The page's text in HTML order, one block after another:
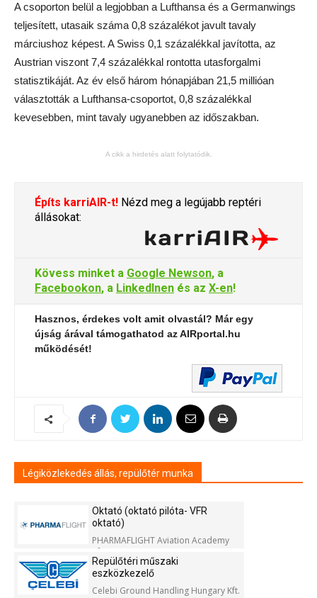
A csoporton belül a legjobban a Lufthansa és a Germanwings
teljesített, utasaik száma 0,8 százalékot javult tavaly
márciushoz képest. A Swiss 0,1 százalékkal javította, az
Austrian viszont 7,4 százalékkal rontotta utasforgalmi
statisztikáját. Az év első három hónapjában 21,5 millióan
választották a Lufthansa-csoportot, 0,8 százalékkal
kevesebben, mint tavaly ugyanebben az időszakban.
A cikk a hirdetés alatt folytatódik.
Építs karriAIR-t! Nézd meg a legújabb reptéri
állásokat:
Kövess minket a Google Newson, a
Facebookon, a LinkedInen és az X-en!
Hasznos, érdekes volt amit olvastál? Már egy
újság árával támogathatod az AIRportal.hu
működését!
Légiközlekedés állás, repülőtér munka
Oktató (oktató pilóta- VFR
oktató)
PHARMAFLIGHT Aviation Academy
Kft.
Repülőtéri műszaki
eszközkezelő
Celebi Ground Handling Hungary Kft.